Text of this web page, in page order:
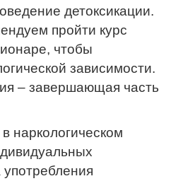
детоксикации.
пройти курс
чтобы
зависимости.
– завершающая часть
наркологическом